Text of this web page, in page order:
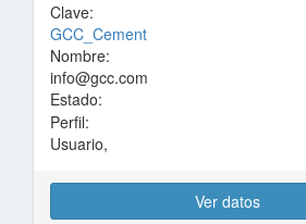
Clave:
GCC_Cement
Nombre:
info@gcc.com
Estado:
Perfil:
Usuario,
Ver datos